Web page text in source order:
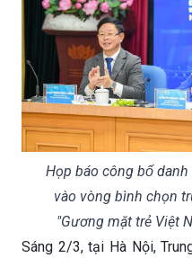
Họp báo công bố
vào vòng bình chọn
"Gương mặt trẻ Việt
Sáng 2/3, tại Hà Nội,